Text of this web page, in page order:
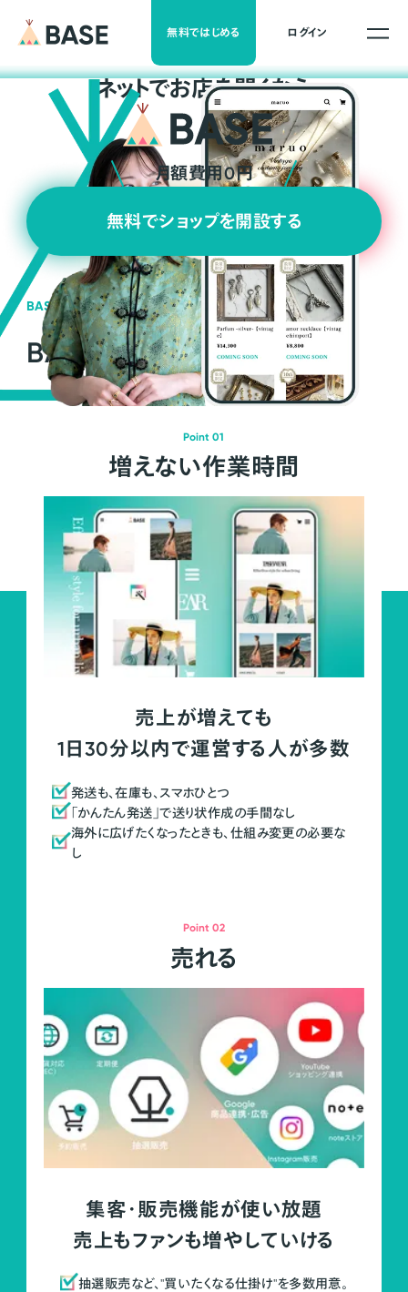
無料ではじめる ログイン
ネットでお店を開くなら
月額費用0円
無料でショップを開設する
BASEの強み
BASEが強い3つの理由
Point 01
増えない作業時間
売上が増えても
1日30分以内で運営する人が多数
発送も、在庫も、スマホひとつ
「かんたん発送」で送り状作成の手間なし
海外に広げたくなったときも、仕組み変更の必要な
し
Point 02
売れる
集客・販売機能が使い放題
売上もファンも増やしていける
抽選販売など、"買いたくなる仕掛け"を多数用意。